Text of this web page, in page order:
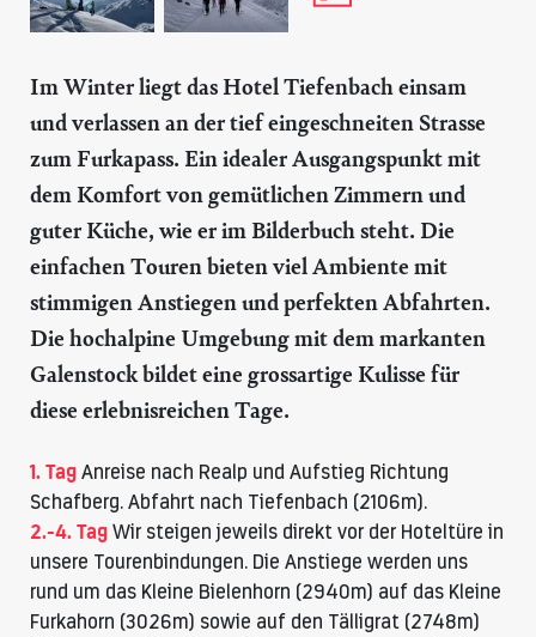
Im Winter liegt dasHotel Tiefenbach einsam
und verlassen an der tief eingeschneiten Strasse
zum Furkapass. Ein idealer Ausgangspunkt mit
dem Komfort von gemütlichen Zimmern und
guter Küche, wie er im Bilderbuch steht. Die
einfachen Touren bieten viel Ambiente mit
stimmigen Anstiegen und perfekten Abfahrten.
Die hochalpine Umgebung mit dem markanten
Galenstock bildet eine grossartige Kulisse für
diese erlebnisreichen Tage.
1. Tag Anreise nach Realp und Aufstieg Richtung
Schafberg. Abfahrt nach Tiefenbach (2106m).
2.-4. Tag Wir steigen jeweils direkt vor der Hoteltüre in
unsere Tourenbindungen. Die Anstiege werden uns
rund um das Kleine Bielenhorn (2940m) auf das Kleine
Furkahorn (3026m) sowie auf den Tälligrat (2748m)